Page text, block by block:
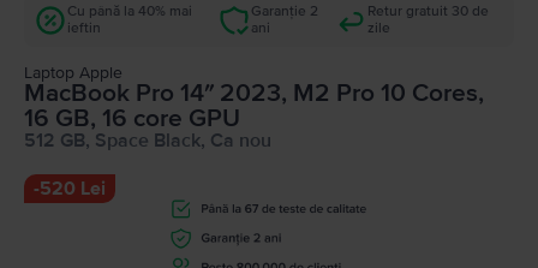
Cu până la 40% mai
ieftin
Garanție 2
ani
Retur gratuit 30 de
zile
Laptop Apple
MacBook Pro 14″ 2023, M2 Pro 10 Cores,
16 GB, 16 core GPU
512 GB, Space Black, Ca nou
-520 Lei